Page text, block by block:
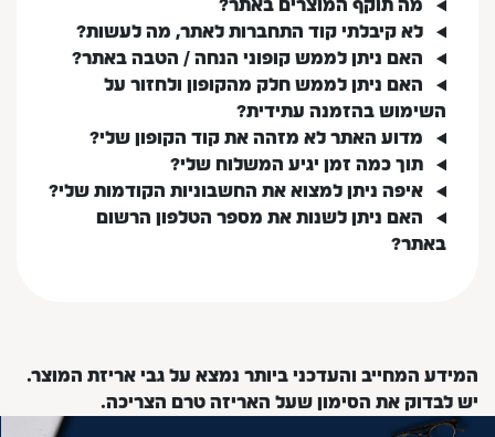
מה תוקף המוצרים באתר?
לא קיבלתי קוד התחברות לאתר, מה לעשות?
האם ניתן לממש קופוני הנחה / הטבה באתר?
האם ניתן לממש חלק מהקופון ולחזור על
השימוש בהזמנה עתידית?
מדוע האתר לא מזהה את קוד הקופון שלי?
תוך כמה זמן יגיע המשלוח שלי?
איפה ניתן למצוא את החשבוניות הקודמות שלי?
האם ניתן לשנות את מספר הטלפון הרשום
באתר?
המידע המחייב והעדכני ביותר נמצא על גבי אריזת המוצר.
יש לבדוק את הסימון שעל האריזה טרם הצריכה.